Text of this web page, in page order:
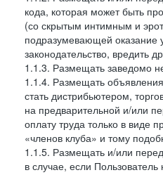
кода, которая может быть
(со скрытым интимным и
подразумевающей оказание
законодательство, вредить
1.1.3. Размещать заведомо
1.1.4. Размещать
стать дистрибьютером,
на предварительной и/или
оплату труда только в виде
«членов клуба» и тому
1.1.5. Размещать и/или
в случае, если